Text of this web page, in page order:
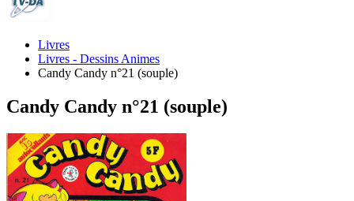
Livres
Livres - Dessins Animes
Candy Candy n°21 (souple)
Candy Candy n°21 (souple)